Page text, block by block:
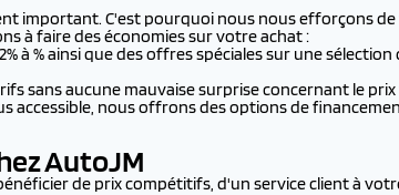
important. C'est pourquoi nous nous efforçons
à faire des économies sur votre achat :
% ainsi que des offres spéciales sur une
sans aucune mauvaise surprise concernant le prix
nous offrons des options de
AutoJM
de prix compétitifs, d'un service client à